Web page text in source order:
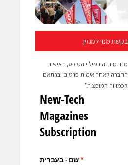
בקשת מנוי למגזין
מנוי מותנה במילוי הטופס, באישור
החברה לאחר אימות פרטים ובהתאם
לכמויות המופצות*